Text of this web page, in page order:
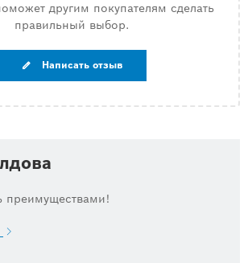
другим покупателям сделать
правильный выбор.
Написать отзыв
преимуществами!